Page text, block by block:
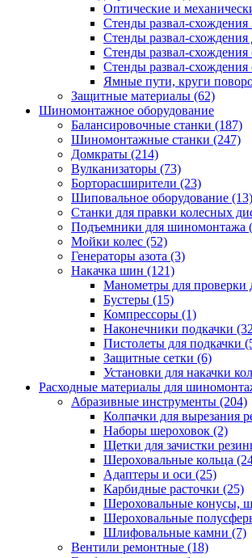
Оптические и
Стенды развал-схождения
Стенды развал-
Стенды развал-
Стенды развал-схождения
Ямные пути, круги
Защитные материалы (62)
Шиномонтажное оборудование
Балансировочные станки (187)
Шиномонтажные станки (247)
Домкраты (214)
Вулканизаторы (73)
Борторасширители (23)
Шиповальное оборудование (13)
Станки для правки колесных
Подъемники для шиномонтажа
Мойки колес (52)
Генераторы азота (3)
Накачка шин (121)
Манометры для проверки
Бустеры (15)
Компрессоры (1)
Наконечники подкачки
Пистолеты для подкачки
Защитные сетки (6)
Установки для накачки
Расходные материалы для
Абразивные инструменты (204)
Колпачки для вырезания
Наборы шероховок (2)
Щетки для зачистки
Шероховальные кольца
Адаптеры и оси (25)
Карбидные расточки (25)
Шероховальные конусы,
Шероховальные
Шлифовальные камни (7)
Вентили ремонтные (18)